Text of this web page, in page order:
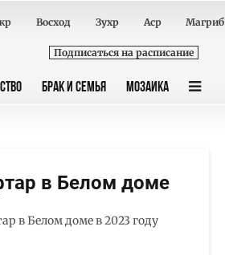
Восход Зухр Аср Магриб
Подписаться на расписание
БРАК И СЕМЬЯ МОЗАИКА
в Белом доме
в Белом доме в 2023 году